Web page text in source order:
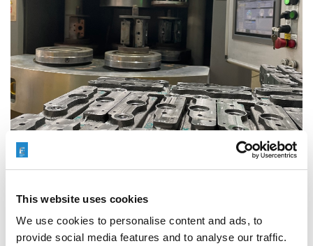
This website uses cookies
We use cookies to personalise content and ads, to
provide social media features and to analyse our traffic.